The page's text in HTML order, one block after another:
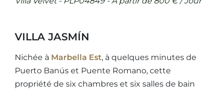
VILLA JASMÍN
Nichée à Marbella Est, à quelques minutes de
Puerto Banús et Puente Romano, cette
propriété de six chambres et six salles de bain